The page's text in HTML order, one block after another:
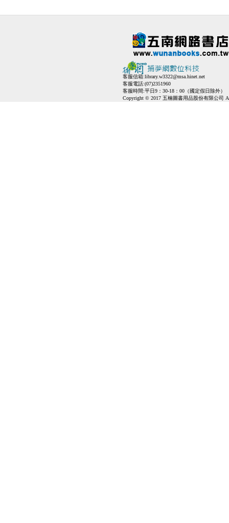
客服信箱:library.w3322@msa.hinet.net
客服電話:(07)2351960
客服時間:平日9：30-18：00（國定假日除外）
Copyright © 2017 五楠圖書用品股份有限公司